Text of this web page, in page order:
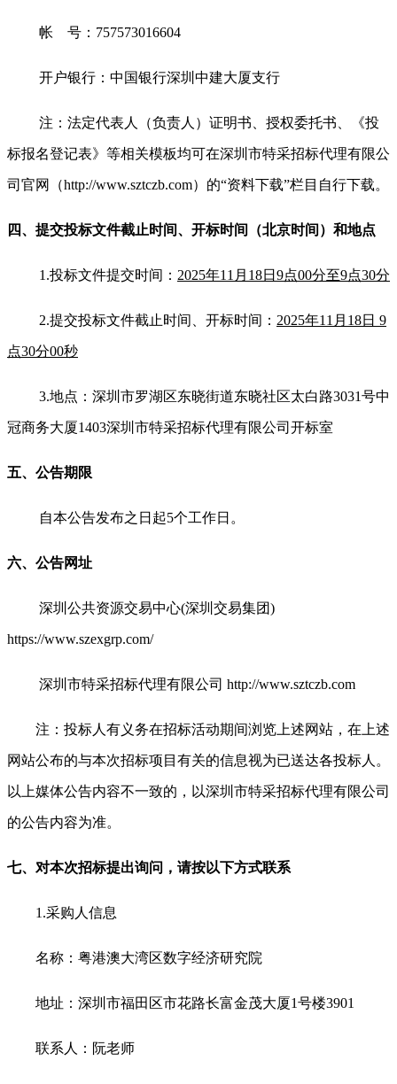
帐 号：757573016604
开户银行：中国银行深圳中建大厦支行
注：法定代表人（负责人）证明书、授权委托书、《投
标报名登记表》等相关模板均可在深圳市特采招标代理有限公
司官网（http://www.sztczb.com）的“资料下载”栏目自行下载。
四、提交投标文件截止时间、开标时间 （北京时间） 和地点
1.投标文件提交时间： 2025年11月18日9点00分至9点30分
2.提交投标文件截止时间 、开标时间： 2025年11月18日 9
点30分00秒
3.地点：深圳市罗湖区东晓街道东晓社区太白路3031号中
冠商务大厦1403深圳市特采招标代理有限公司开标室
五、公告期限
自本公告发布之日起5个工作日。
六、公告网址
深圳公共资源交易中心(深圳交易集团)
https://www.szexgrp.com/
深圳市特采招标代理有限公司 http://www.sztczb.com
注：投标人有义务在招标活动期间浏览上述网站，在上述
网站公布的与本次招标项目有关的信息视为已送达各投标人。
以上媒体公告内容不一致的，以深圳市特采招标代理有限公司
的公告内容为准。
七、对本次招标提出询问，请按以下方式联系
1.采购人信息
名称：粤港澳大湾区数字经济研究院
地址：深圳市福田区市花路长富金茂大厦1号楼3901
联系人：阮老师